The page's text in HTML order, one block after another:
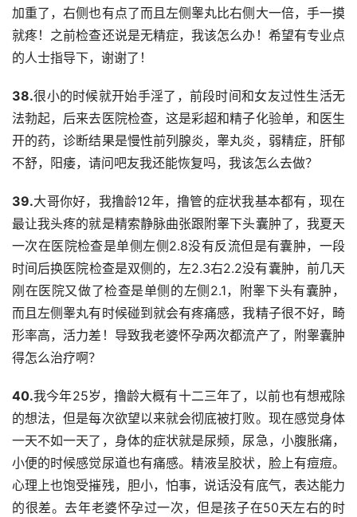
加重了，右侧也有点了而且左侧睾丸比右侧大一倍，手一摸
就疼！之前检查还说是无精症，我该怎么办！希望有专业点
的人士指导下，谢谢了！
38.很小的时候就开始手淫了，前段时间和女友过性生活无
法勃起，后来去医院检查，这是彩超和精子化验单，和医生
开的药，诊断结果是慢性前列腺炎，睾丸炎，弱精症，肝郁
不舒，阳痿，请问吧友我还能恢复吗，我该怎么去做？
39.大哥你好，我撸龄12年，撸管的症状我基本都有，现在
最让我头疼的就是精索静脉曲张跟附睾下头囊肿了，我夏天
一次在医院检查是单侧左侧2.8没有反流但是有囊肿，一段
时间后换医院检查是双侧的，左2.3右2.2没有囊肿，前几天
刚在医院又做了检查是单侧的左侧2.1，附睾下头有囊肿，
而且左侧睾丸有时候碰到就会有疼痛感，我精子很不好，畸
形率高，活力差！导致我老婆怀孕两次都流产了，附睾囊肿
得怎么治疗啊？
40.我今年25岁，撸龄大概有十二三年了，以前也有想戒除
的想法，但是每次欲望以来就会彻底被打败。现在感觉身体
一天不如一天了，身体的症状就是尿频，尿急，小腹胀痛，
小便的时候感觉尿道也有痛感。精液呈胶状，脸上有痘痘。
心理上也饱受摧残，胆小，怕事，说话没有底气，表达能力
的很差。去年老婆怀孕过一次，但是孩子在50天左右的时